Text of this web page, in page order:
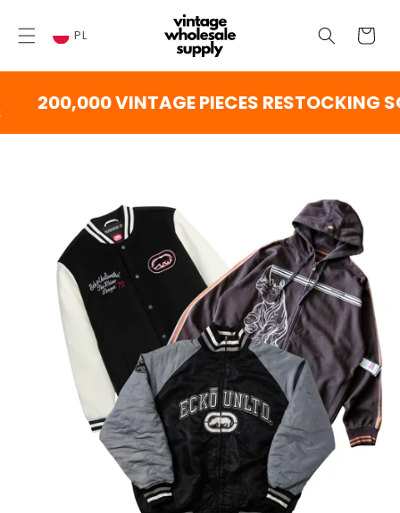
TREŚCI
Wózek
PL
200,000 VINTAGE PIECES RESTOCKING